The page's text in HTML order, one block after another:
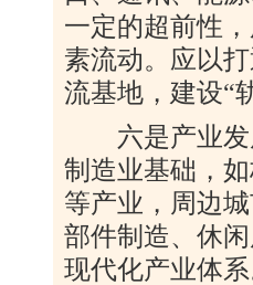
一定的超前性
素流动。应以
流基地，建设“
六是产业发
制造业基础，
等产业，周边
部件制造、休
现代化产业体